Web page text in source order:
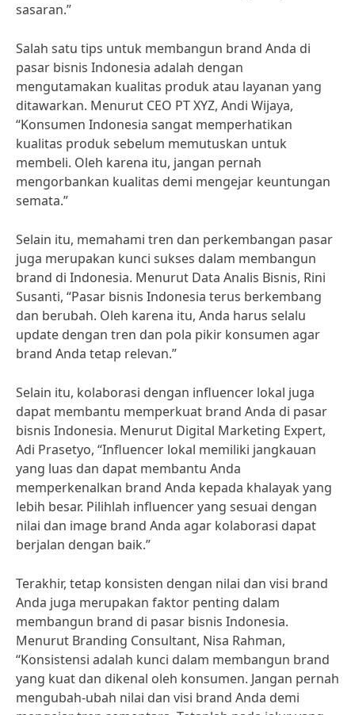
sasaran.”
Salah satu tips untuk membangun brand Anda di
pasar bisnis Indonesia adalah dengan
mengutamakan kualitas produk atau layanan yang
ditawarkan. Menurut CEO PT XYZ, Andi Wijaya,
“Konsumen Indonesia sangat memperhatikan
kualitas produk sebelum memutuskan untuk
membeli. Oleh karena itu, jangan pernah
mengorbankan kualitas demi mengejar keuntungan
semata.”
Selain itu, memahami tren dan perkembangan pasar
juga merupakan kunci sukses dalam membangun
brand di Indonesia. Menurut Data Analis Bisnis, Rini
Susanti, “Pasar bisnis Indonesia terus berkembang
dan berubah. Oleh karena itu, Anda harus selalu
update dengan tren dan pola pikir konsumen agar
brand Anda tetap relevan.”
Selain itu, kolaborasi dengan influencer lokal juga
dapat membantu memperkuat brand Anda di pasar
bisnis Indonesia. Menurut Digital Marketing Expert,
Adi Prasetyo, “Influencer lokal memiliki jangkauan
yang luas dan dapat membantu Anda
memperkenalkan brand Anda kepada khalayak yang
lebih besar. Pilihlah influencer yang sesuai dengan
nilai dan image brand Anda agar kolaborasi dapat
berjalan dengan baik.”
Terakhir, tetap konsisten dengan nilai dan visi brand
Anda juga merupakan faktor penting dalam
membangun brand di pasar bisnis Indonesia.
Menurut Branding Consultant, Nisa Rahman,
“Konsistensi adalah kunci dalam membangun brand
yang kuat dan dikenal oleh konsumen. Jangan pernah
mengubah-ubah nilai dan visi brand Anda demi